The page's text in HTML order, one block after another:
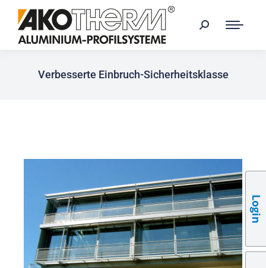
Verbesserte Einbruch-Sicherheitsklasse
Login